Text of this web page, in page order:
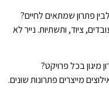
פתרון שמתאים לחיים?
ציוד, ותשתיות. נייר לא
מיגון בכל פרויקט?
מייצרים פתרונות שונים.